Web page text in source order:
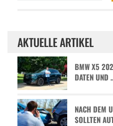
AKTUELLE ARTIKEL
BMW X5
ATEN UND …
NACH DEM
SOLLTEN